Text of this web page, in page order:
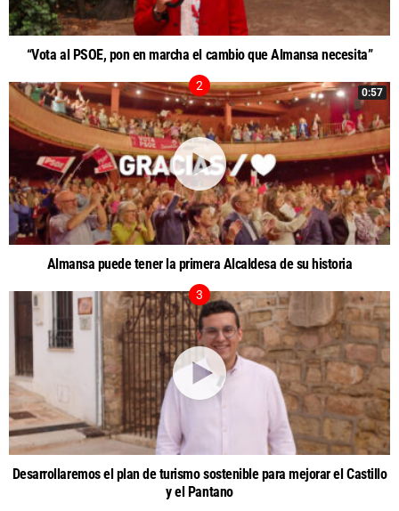
“Vota al PSOE, pon en marcha el cambio que Almansa necesita”
0:57
Almansa puede tener la primera Alcaldesa de su historia
Desarrollaremos el plan de turismo sostenible para mejorar el Castillo
y el Pantano